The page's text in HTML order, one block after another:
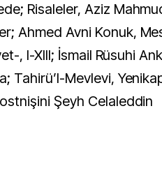
Risaleler, Aziz
Ahmed Avni Konuk,
, I-XIII; İsmail Rüsuhi
Tahirü’l-Mevlevi,
Şeyh Celaleddin